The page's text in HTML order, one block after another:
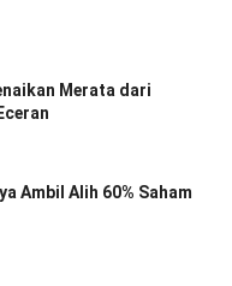
Merata dari
Ambil Alih 60% Saham